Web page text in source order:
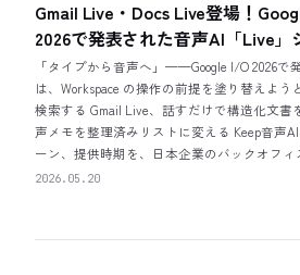
Gmail Live・Docs Live登場！
2026で発表された音声AI「Live
「タイプから音声へ」——Google I/O 2026で
は、Workspace の操作の前提を塗り替えよ
検索する Gmail Live、話すだけで構造化文書
声メモを整理済みリストに変える Keep音声
ーン、提供時期を、日本企業のバックオフィ
2026.05.20